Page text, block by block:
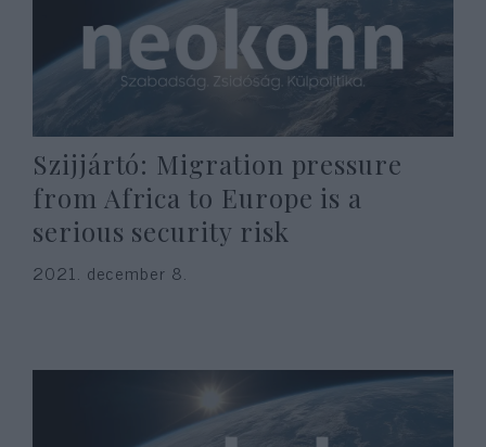
Szijjártó: Migration pressure
from Africa to Europe is a
serious security risk
2021. december 8.